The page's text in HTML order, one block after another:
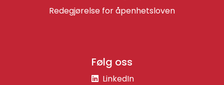
Redegjørelse for åpenhetsloven
Følg oss
LinkedIn